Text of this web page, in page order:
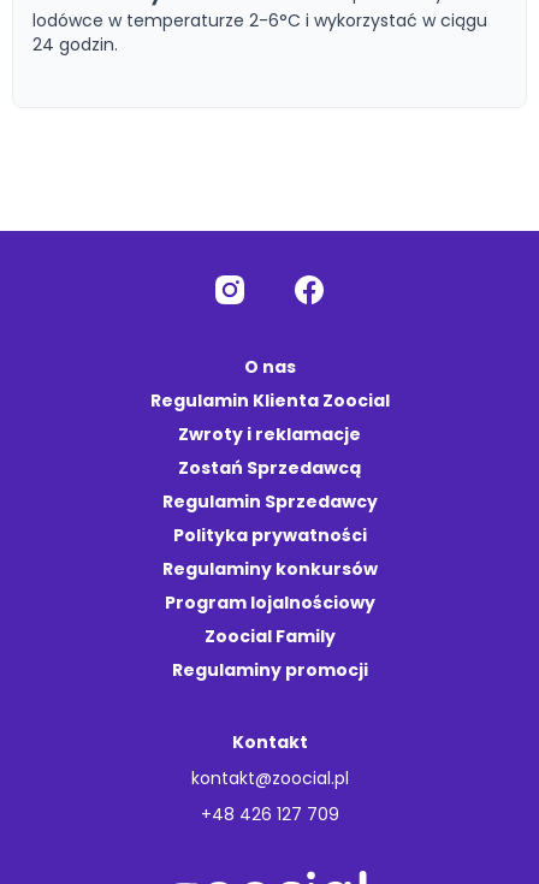
lodówce w temperaturze 2-6°C i wykorzystać w ciągu
24 godzin.
O nas
Regulamin Klienta Zoocial
Zwroty i reklamacje
Zostań Sprzedawcą
Regulamin Sprzedawcy
Polityka prywatności
Regulaminy konkursów
Program lojalnościowy
Zoocial Family
Regulaminy promocji
Kontakt
kontakt@zoocial.pl
+48 426 127 709